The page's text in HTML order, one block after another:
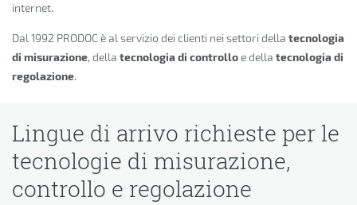
internet.
Dal 1992 PRODOC è al servizio dei clienti nei settori della tecnologia
di misurazione, della tecnologia di controlloe della tecnologia di
regolazione.
Lingue di arrivo richieste per le
tecnologie di misurazione,
controllo e regolazione